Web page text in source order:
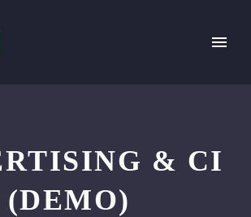
& CI
(DEMO)